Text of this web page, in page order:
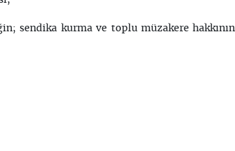
sendika kurma ve toplu müzakere hakkının